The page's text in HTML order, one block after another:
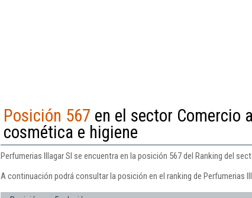
Posición 567 en el sector Comercio
cosmética e higiene
Perfumerias Illagar Sl se encuentra en la posición 567 del Ranking del
A continuación podrá consultar la posición en el ranking de Perfumerias